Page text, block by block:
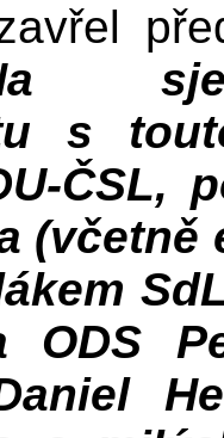
s
ČSL,
ODS